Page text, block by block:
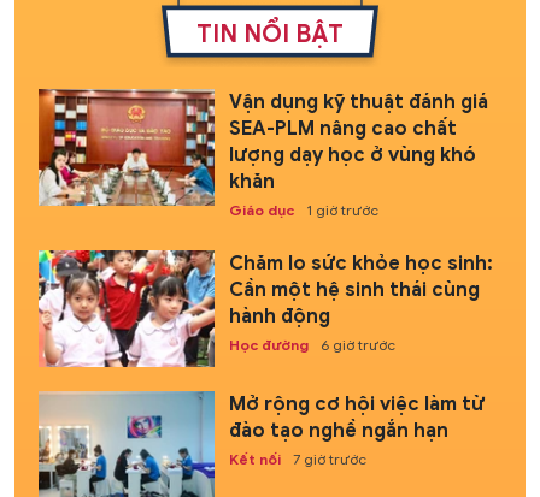
TIN NỔI BẬT
Vận dụng kỹ thuật đánh giá
SEA-PLM nâng cao chất
lượng dạy học ở vùng khó
khăn
Giáo dục 1 giờ trước
Chăm lo sức khỏe học sinh:
Cần một hệ sinh thái cùng
hành động
Học đường 6 giờ trước
Mở rộng cơ hội việc làm từ
đào tạo nghề ngắn hạn
Kết nối 7 giờ trước